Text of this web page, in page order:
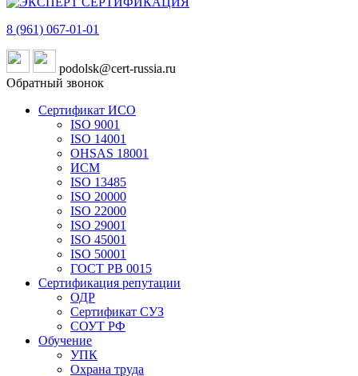
8 (961) 067-01-01
podolsk@cert-russia.ru
Обратный звонок
Сертификат ИСО
ISO 9001
ISO 14001
OHSAS 18001
ИСМ
ISO 13485
ISO 20000
ISO 22000
ISO 29001
ISO 45001
ISO 50001
ГОСТ РВ 0015
Сертификация репутации
ОДР
Сертификат СУЗ
СОУТ РФ
Обучение
УПК
Охрана труда